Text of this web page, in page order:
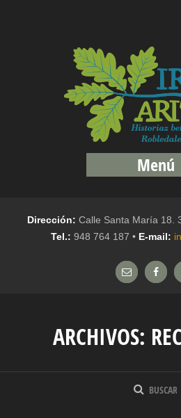
Menú
Dirección: Calle Santa María 18.
Tel.: 948 764 187 • E-mail:
ARCHIVOS: